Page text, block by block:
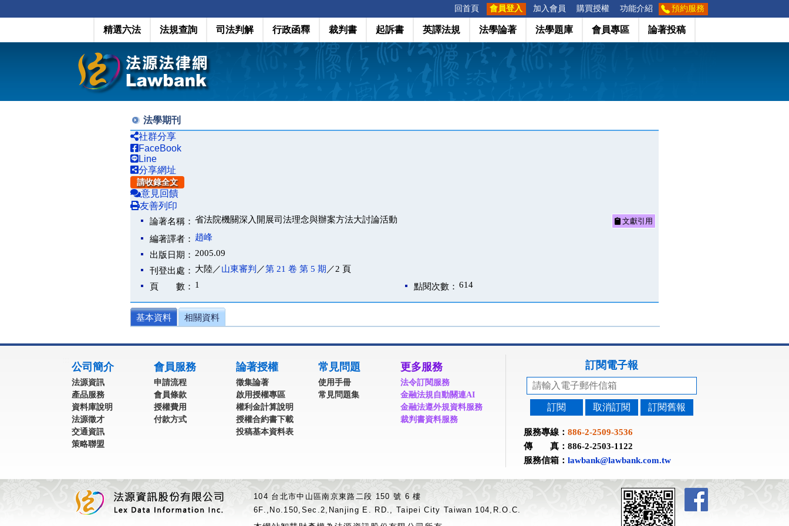
回首頁 會員登入 加入會員 購買授權 功能介紹 預約服務
精選六法 法規查詢 司法判解 行政函釋 裁判書 起訴書 英譯法規 法學論著 法學題庫 會員專區 論著投稿
法學期刊
社群分享
FaceBook
Line
分享網址
請收錄全文
意見回饋
友善列印
論著名稱： 省法院機關深入開展司法理念與辦案方法大討論活動 文獻引用
編著譯者： 趙峰
出版日期： 2005.09
刊登出處： 大陸／山東審判 ／第 21 卷 第 5 期 ／2 頁
頁 數： 1 點閱次數： 614
基本資料 相關資料
公司簡介
法源資訊
產品服務
資料庫說明
法源徵才
交通資訊
策略聯盟
會員服務
申請流程
會員條款
授權費用
付款方式
論著授權
徵集論著
啟用授權專區
權利金計算說明
授權合約書下載
投稿基本資料表
常見問題
使用手冊
常見問題集
更多服務
法令訂閱服務
金融法規自動關連AI
金融法遵外規資料服務
裁判書資料服務
訂閱電子報
訂閱 取消訂閱 訂閱舊報
服務專線： 886-2-2509-3536
傳 真：886-2-2503-1122
服務信箱： lawbank@lawbank.com.tw
104 台北市中山區南京東路二段 150 號 6 樓
6F.,No.150,Sec.2,Nanjing E. RD., Taipei City Taiwan 104,R.O.C.